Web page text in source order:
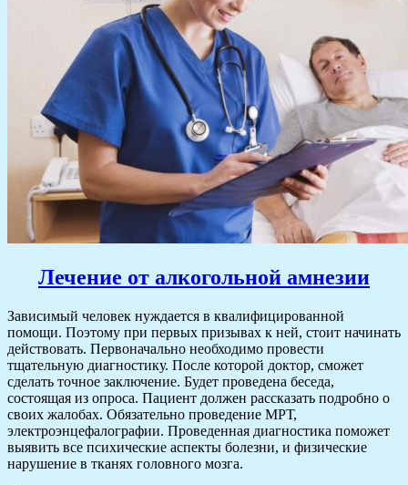
Лечение от алкогольной амнезии
Зависимый человек нуждается в квалифицированной
помощи. Поэтому при первых призывах к ней, стоит начинать
действовать. Первоначально необходимо провести
тщательную диагностику. После которой доктор, сможет
сделать точное заключение. Будет проведена беседа,
состоящая из опроса. Пациент должен рассказать подробно о
своих жалобах. Обязательно проведение МРТ,
электроэнцефалографии. Проведенная диагностика поможет
выявить все психические аспекты болезни, и физические
нарушение в тканях головного мозга.